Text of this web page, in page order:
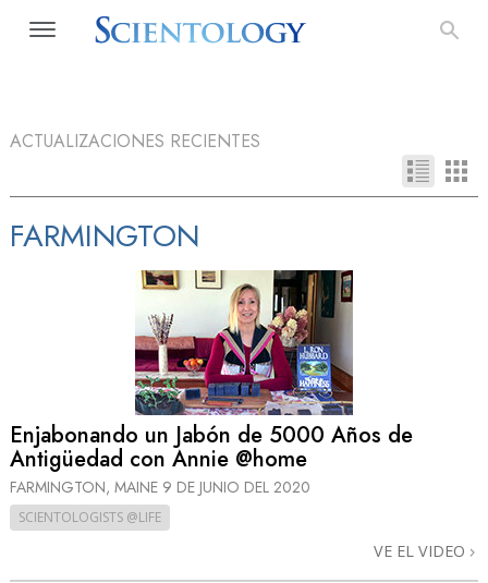
ACTUALIZACIONES RECIENTES
FARMINGTON
Enjabonando un Jabón de 5000 Años de
Antigüedad con Annie @home
FARMINGTON, MAINE 9 DE JUNIO DEL 2020
SCIENTOLOGISTS @LIFE
VE EL VIDEO